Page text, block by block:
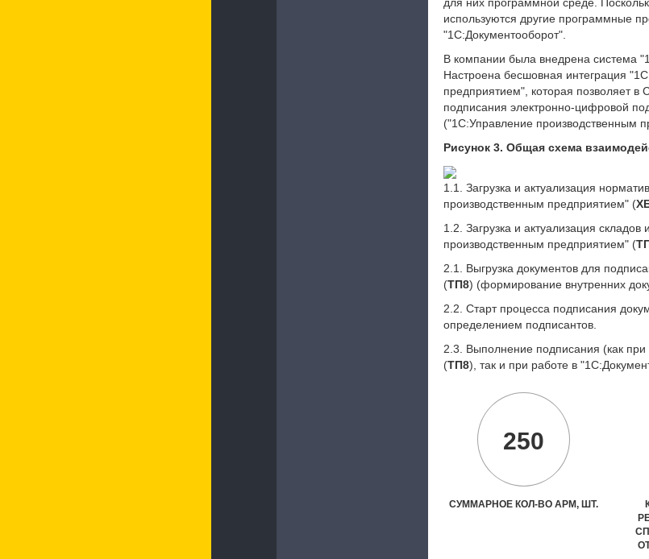
используются другие программные
"1С:Документооборот".
В компании была внедрена система
Настроена бесшовная интеграция
предприятием", которая позволяет в
подписания электронно-цифровой
("1С:Управление производственным
Рисунок 3. Общая схема
1.1. Загрузка и актуализация
производственным предприятием" (
1.2. Загрузка и актуализация
производственным предприятием" (
2.1. Выгрузка документов для
(ТП8) (формирование внутренних
2.2. Старт процесса подписания
определением подписантов.
2.3. Выполнение подписания (как
(ТП8), так и при работе в
250
СУММАРНОЕ КОЛ-ВО АРМ, ШТ.